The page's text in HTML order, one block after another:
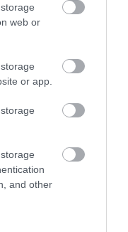
web or
or app.
and other
σαν
με